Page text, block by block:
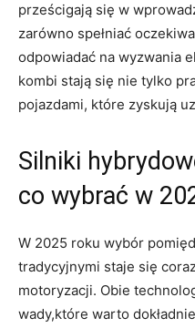
prześcigają się w
zarówno spełniać
odpowiadać na wyzwania
kombi stają się nie tylko
pojazdami, które zyskują
Silniki
co wybrać‌ w
W 2025 roku wybór
tradycyjnymi staje się
motoryzacji. Obie
wady,które warto